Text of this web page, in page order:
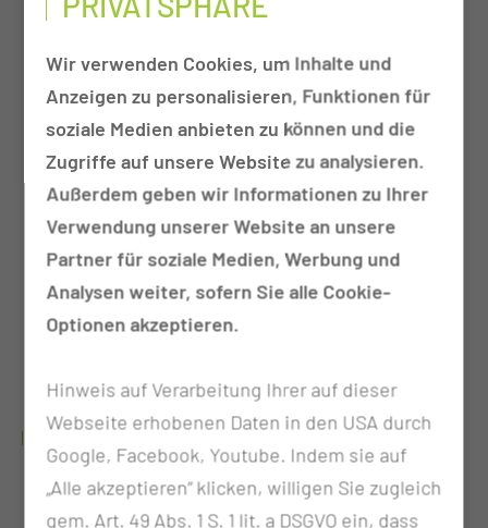
Fähigkeitsstörungen
Behandlung nach schweren Krankheiten oder
Therapiemaßnahmen wie Chemo- oder
Bestrahlungstherapie
Wiederherstellung und Optimierung der
kognitiven sowie intellektuellen Funktionen
z.B.
Konzentrationsfähigkeit
Merkfähigkeit
Orientierungssinn
PSYCHISCH-FUNKTIONELLE BEHANDLUNG
Stabilisierung oder Besserung globaler
mentaler Funktionen, wie
Wir verwenden Cookies, um Inhalte und
Anzeigen zu personalisieren, Funktionen für
soziale Medien anbieten zu können und die
Zugriffe auf unsere Website zu analysieren.
Außerdem geben wir Informationen zu Ihrer
Verwendung unserer Website an unsere
Partner für soziale Medien, Werbung und
Analysen weiter, sofern Sie alle Cookie-
Optionen akzeptieren.
Hinweis auf Verarbeitung Ihrer auf dieser
Webseite erhobenen Daten in den USA durch
Google, Facebook, Youtube. Indem sie auf
„Alle akzeptieren“ klicken, willigen Sie zugleich
gem. Art. 49 Abs. 1 S. 1 lit. a DSGVO ein, dass